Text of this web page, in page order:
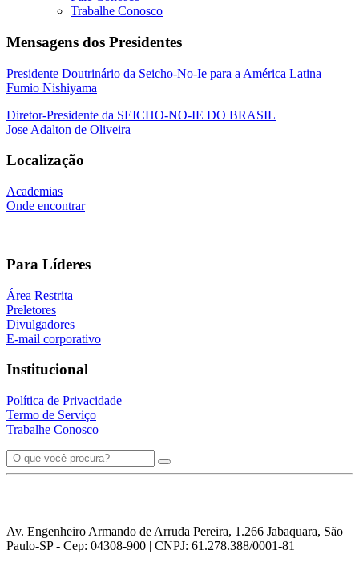
Trabalhe Conosco
Mensagens dos Presidentes
Presidente Doutrinário da Seicho-No-Ie para a América Latina
Fumio Nishiyama
Diretor-Presidente da SEICHO-NO-IE DO BRASIL
Jose Adalton de Oliveira
Localização
Academias
Onde encontrar
Para Líderes
Área Restrita
Preletores
Divulgadores
E-mail corporativo
Institucional
Política de Privacidade
Termo de Serviço
Trabalhe Conosco
Av. Engenheiro Armando de Arruda Pereira, 1.266 Jabaquara, São
Paulo-SP - Cep: 04308-900 | CNPJ: 61.278.388/0001-81